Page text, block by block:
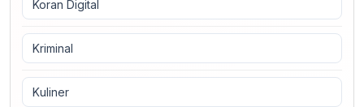
Koran Digital
Kriminal
Kuliner